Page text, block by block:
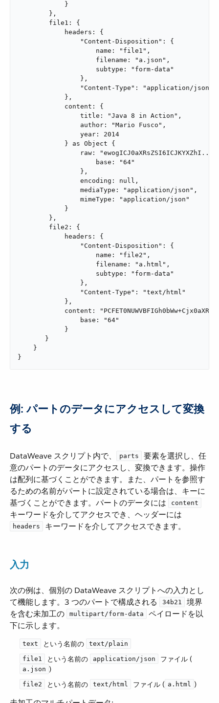
            }
        },
        file1: {
            headers: {
                "Content-Disposition": {
                    name: "file1",
                    filename: "a.json",
                    subtype: "form-data"
                },
                "Content-Type": "application/json"
            },
            content: {
                title: "Java 8 in Action",
                author: "Mario Fusco",
                year: 2014
            } as Object {
raw:
                    base: "64"
                },
                encoding: null,
                mediaType: "application/json",
                mimeType: "application/json"
            }
        },
        file2: {
            headers: {
                "Content-Disposition": {
                    name: "file2",
                    filename: "a.html",
                    subtype: "form-data"
                },
                "Content-Type": "text/html"
            },
content:
                base: "64"
            }
       }
    }
}
例: パートのデータにアクセスして変換
する
DataWeave スクリプト内で、​ parts
​ 要素を選択し、任
意のパートのデータにアクセスし、変換できます。操作
は配列に基づくことができます。また、パートを参照す
るための名前がパートに設定されている場合は、キーに
基づくことができます。パートのデータには ​
content
キーワードを介してアクセスでき、ヘッダーには ​
headers ​ キーワードを介してアクセスできます。
入力
次の例は、個別の DataWeave スクリプトへの入力とし
て機能します。3 つのパートで構成される ​
34b21
​ 境界
を含む未加工の ​
multipart/form-data
​ ペイロードを以
下に示します。
text ​ という名前の ​ text/plain
file1 ​ という名前の ​ application/json ​ ファイル (​
a.json ​)
file2 ​ という名前の ​ text/html ​ ファイル (​ a.html ​)